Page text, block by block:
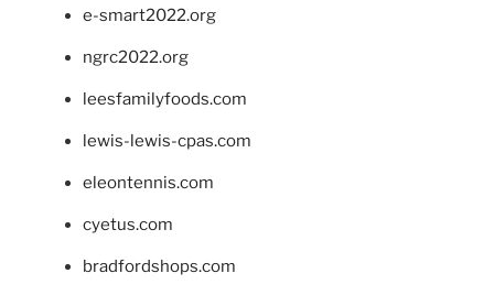
e-smart2022.org
ngrc2022.org
leesfamilyfoods.com
lewis-lewis-cpas.com
eleontennis.com
cyetus.com
bradfordshops.com